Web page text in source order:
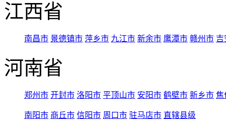
江西省
南昌市 景德镇市 萍乡市 九江市 新余市 鹰潭市 赣州市 吉
河南省
郑州市 开封市 洛阳市 平顶山市 安阳市 鹤壁市 新乡市 焦
南阳市 商丘市 信阳市 周口市 驻马店市 直辖县级